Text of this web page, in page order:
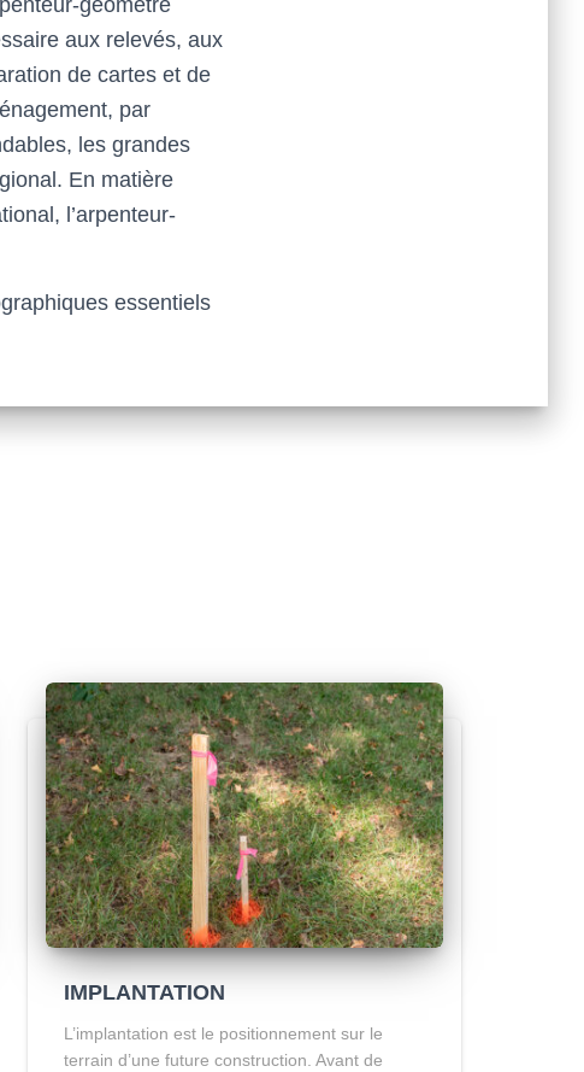
géomètre
aux relevés, aux
de cartes et de
par
les grandes
En matière
l’arpenteur-
essentiels
IMPLANTATION
L’implantation est le positionnement sur le
terrain d’une future construction. Avant de